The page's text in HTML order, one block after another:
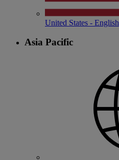
United States - English
Asia Pacific